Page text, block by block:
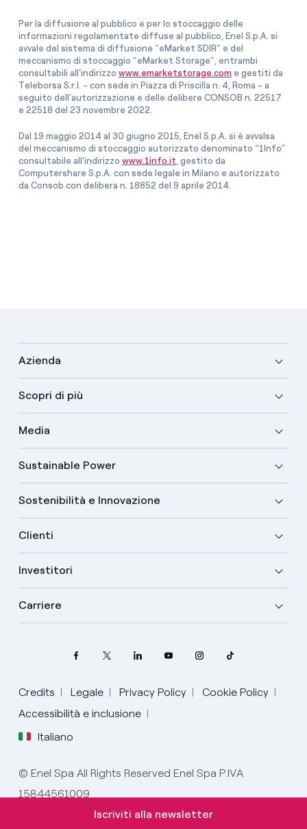
Per la diffusione al pubblico e per lo stoccaggio delle
informazioni regolamentate diffuse al pubblico, Enel S.p.A. si
avvale del sistema di diffusione “eMarket SDIR” e del
meccanismo di stoccaggio “eMarket Storage”, entrambi
consultabili all’indirizzo www.emarketstorage.com e gestiti da
Teleborsa S.r.l. - con sede in Piazza di Priscilla n. 4, Roma - a
seguito dell'autorizzazione e delle delibere CONSOB n. 22517
e 22518 del 23 novembre 2022.
Dal 19 maggio 2014 al 30 giugno 2015, Enel S.p.A. si è avvalsa
del meccanismo di stoccaggio autorizzato denominato “1Info”
consultabile all’indirizzo www.1info.it , gestito da
Computershare S.p.A. con sede legale in Milano e autorizzato
da Consob con delibera n. 18852 del 9 aprile 2014.
Azienda
Scopri di più
Media
Sustainable Power
Sostenibilità e Innovazione
Clienti
Investitori
Carriere
Credits Legale Privacy Policy
Cookie Policy
Accessibilità e inclusione
Italiano
Seleziona la tua lingua
Inglese
Spagnolo
© Enel Spa All Rights Reserved Enel Spa P.IVA
15844561009
Iscriviti alla newsletter